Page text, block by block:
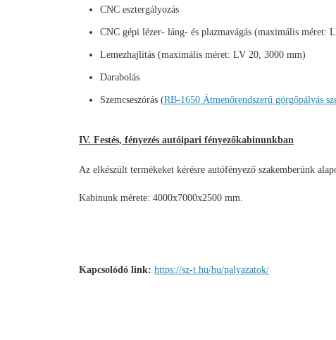
CNC esztergályozás
CNC gépi lézer- láng- és plazmavágás (maximális méret:
Lemezhajlítás (maximális méret: LV 20, 3000 mm)
Darabolás
Szemcseszórás (RB-1650 Átmenőrendszerű görgőpályás
IV. Festés, fényezés autóipari fényezőkabinunkban
Az elkészült termékeket kérésre autófényező szakemberünk
Kabinunk mérete: 4000x7000x2500 mm.
Kapcsolódó link: https://sz-t.hu/hu/palyazatok/